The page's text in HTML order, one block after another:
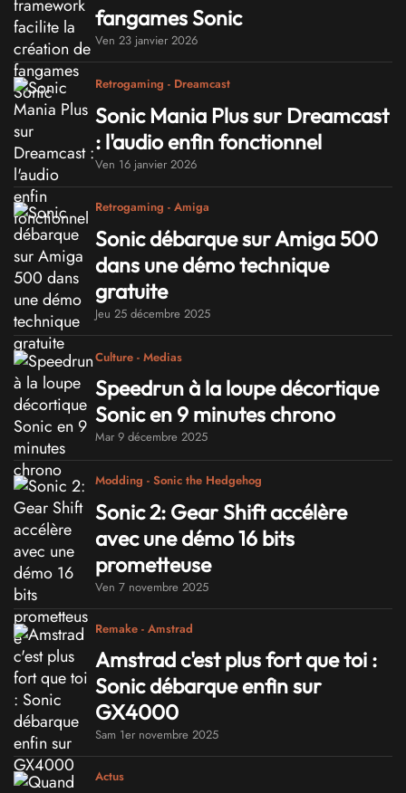
fangames Sonic
Ven 23 janvier 2026
Retrogaming - Dreamcast
Sonic Mania Plus sur Dreamcast
: l'audio enfin fonctionnel
Ven 16 janvier 2026
Retrogaming - Amiga
Sonic débarque sur Amiga 500
dans une démo technique
gratuite
Jeu 25 décembre 2025
Culture - Medias
Speedrun à la loupe décortique
Sonic en 9 minutes chrono
Mar 9 décembre 2025
Modding - Sonic the Hedgehog
Sonic 2: Gear Shift accélère
avec une démo 16 bits
prometteuse
Ven 7 novembre 2025
Remake - Amstrad
Amstrad c'est plus fort que toi :
Sonic débarque enfin sur
GX4000
Sam 1er novembre 2025
Actus